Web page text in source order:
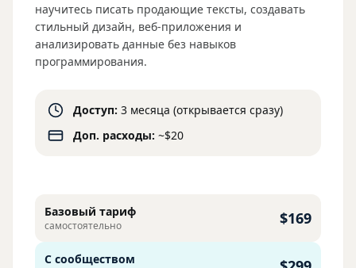
научитесь писать продающие тексты, создавать
стильный дизайн, веб-приложения и
анализировать данные без навыков
программирования.
Доступ: 3 месяца (открывается сразу)
Доп. расходы: ~$20
Базовый тариф
самостоятельно $169
С сообществом